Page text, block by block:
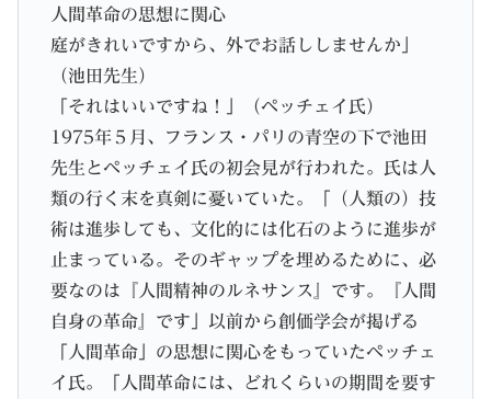
人間革命の思想に関心
庭がきれいですから、外でお話ししませんか」
（池田先生）
「それはいいですね！」（ペッチェイ氏）
1975年５月、フランス・パリの青空の下で池田
先生とペッチェイ氏の初会見が行われた。氏は人
類の行く末を真剣に憂いていた。「（人類の）技
術は進歩しても、文化的には化石のように進歩が
止まっている。そのギャップを埋めるために、必
要なのは『人間精神のルネサンス』です。『人間
自身の革命』です」以前から創価学会が掲げる
「人間革命」の思想に関心をもっていたペッチェ
イ氏。「人間革命には、どれくらいの期間を要す